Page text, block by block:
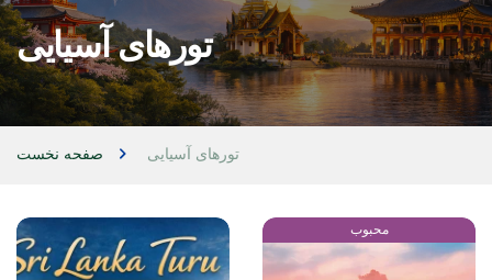
تورهای آسیایی
صفحه نخست تورهای آسیایی
محبوب